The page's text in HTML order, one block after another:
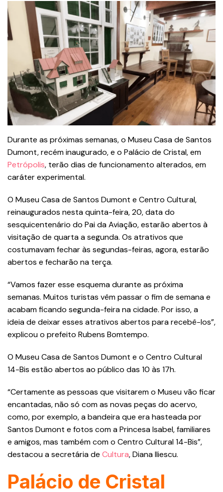
Durante as próximas semanas, o Museu Casa de Santos
Dumont, recém inaugurado, e o Palácio de Cristal, em
Petrópolis, terão dias de funcionamento alterados, em
caráter experimental.
O Museu Casa de Santos Dumont e Centro Cultural,
reinaugurados nesta quinta-feira, 20, data do
sesquicentenário do Pai da Aviação, estarão abertos à
visitação de quarta a segunda. Os atrativos que
costumavam fechar às segundas-feiras, agora, estarão
abertos e fecharão na terça.
“Vamos fazer esse esquema durante as próxima
semanas. Muitos turistas vêm passar o fim de semana e
acabam ficando segunda-feira na cidade. Por isso, a
ideia de deixar esses atrativos abertos para recebê-los”,
explicou o prefeito Rubens Bomtempo.
O Museu Casa de Santos Dumont e o Centro Cultural
14-Bis estão abertos ao público das 10 às 17h.
“Certamente as pessoas que visitarem o Museu vão ficar
encantadas, não só com as novas peças do acervo,
como, por exemplo, a bandeira que era hasteada por
Santos Dumont e fotos com a Princesa Isabel, familiares
e amigos, mas também com o Centro Cultural 14-Bis”,
destacou a secretária de Cultura, Diana Iliescu.
Palácio de Cristal